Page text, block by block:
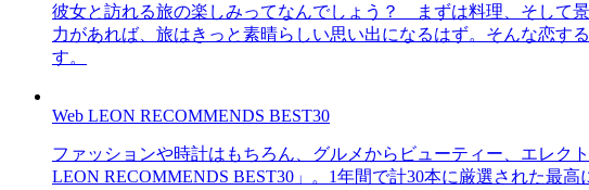
彼女と訪れる旅の楽しみってなんでしょう？ まずは料理、そして
力があれば、旅はきっと素晴らしい思い出になるはず。そんな恋す
す。
Web LEON RECOMMENDS BEST30
ファッションや時計はもちろん、グルメからビューティー、エレク
LEON RECOMMENDS BEST30」。1年間で計30本に厳選された最